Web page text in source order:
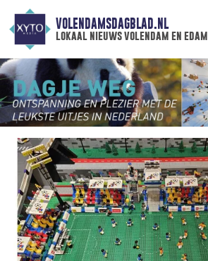
VOLENDAMSDAGBLAD.NL
lokaal nieuws volendam en edam